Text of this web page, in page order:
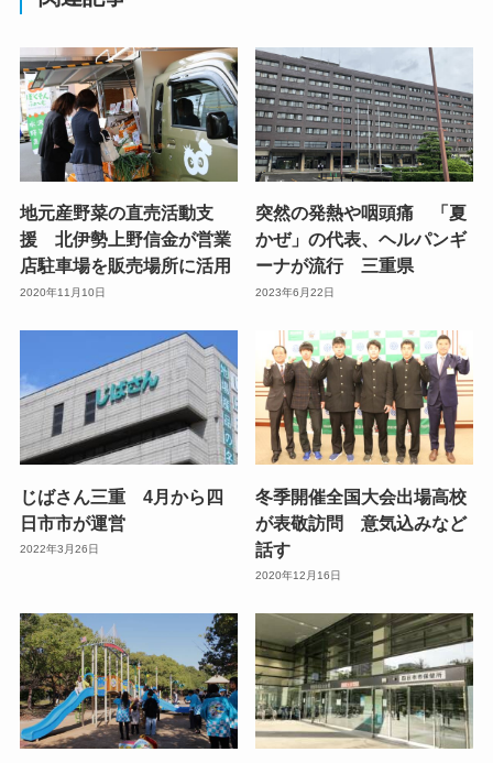
地元産野菜の直売活動支
援 北伊勢上野信金が営業
店駐車場を販売場所に活用
2020年11月10日
突然の発熱や咽頭痛 「夏
かぜ」の代表、ヘルパンギ
ーナが流行 三重県
2023年6月22日
じばさん三重 4月から四
日市市が運営
2022年3月26日
冬季開催全国大会出場高校
が表敬訪問 意気込みなど
話す
2020年12月16日